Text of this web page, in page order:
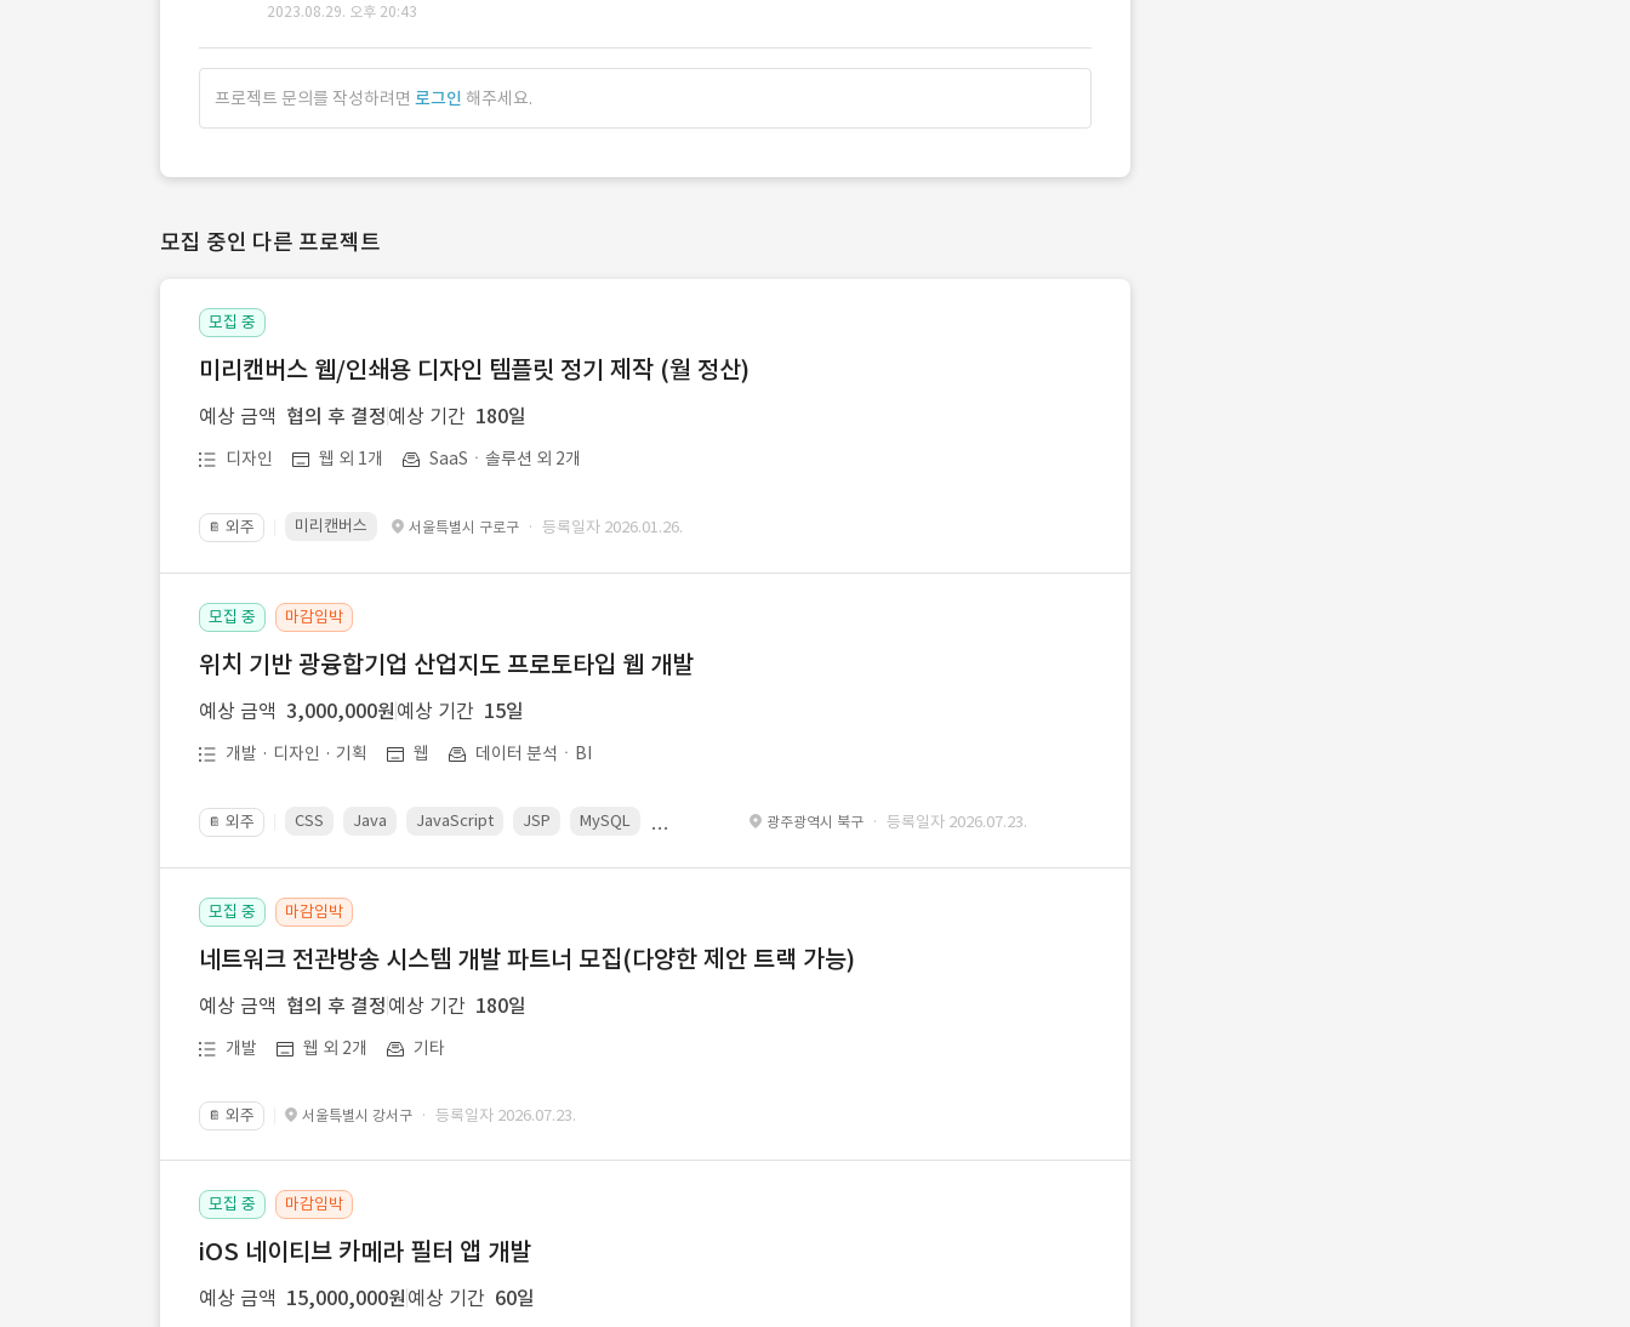
2023.08.29. 오후 20:43
프로젝트 문의를 작성하려면 로그인 해주세요.
모집 중인 다른 프로젝트
모집 중
미리캔버스 웹/인쇄용 디자인 템플릿 정기 제작 (월 정산)
예상 금액 협의 후 결정 예상 기간 180일
디자인 웹 외 1개 SaaSㆍ솔루션 외 2개
📔 외주 미리캔버스 서울특별시 구로구 · 등록일자 2026.01.26.
모집 중 마감임박
위치 기반 광융합기업 산업지도 프로토타입 웹 개발
예상 금액 3,000,000원 예상 기간 15일
개발 · 디자인 · 기획 웹 데이터 분석ㆍBI
📔 외주 CSS Java JavaScript JSP MySQL Spring광주광역시 북구 · 등록일자 2026.07.23.
모집 중 마감임박
네트워크 전관방송 시스템 개발 파트너 모집(다양한 제안 트랙 가능)
예상 금액 협의 후 결정 예상 기간 180일
개발 웹 외 2개 기타
📔 외주 서울특별시 강서구 · 등록일자 2026.07.23.
모집 중 마감임박
iOS 네이티브 카메라 필터 앱 개발
예상 금액 15,000,000원 예상 기간 60일